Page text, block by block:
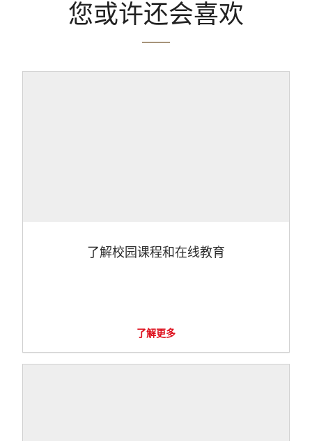
您或许还会喜欢
了解校园课程和在线教育
了解更多